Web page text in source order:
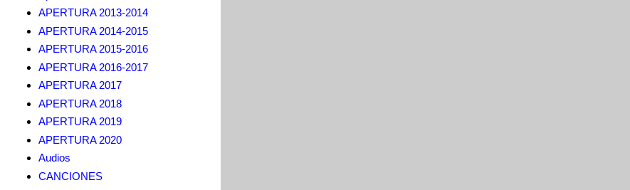
APERTURA 2013-2014
APERTURA 2014-2015
APERTURA 2015-2016
APERTURA 2016-2017
APERTURA 2017
APERTURA 2018
APERTURA 2019
APERTURA 2020
Audios
CANCIONES